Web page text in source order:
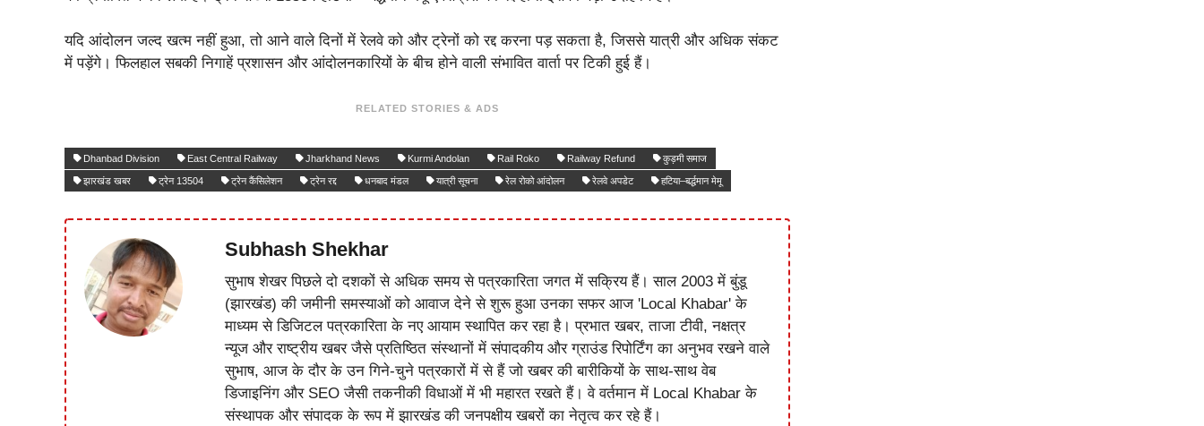
यदि आंदोलन जल्द खत्म नहीं हुआ, तो आने वाले दिनों में रेलवे को और ट्रेनों को रद्द करना पड़ सकता है, जिससे यात्री और अधिक संकट
में पड़ेंगे। फिलहाल सबकी निगाहें प्रशासन और आंदोलनकारियों के बीच होने वाली संभावित वार्ता पर टिकी हुई हैं।
RELATED STORIES & ADS
Dhanbad Division East Central Railway Jharkhand News Kurmi Andolan Rail Roko Railway Refund कुड़मी समाज
झारखंड खबर ट्रेन 13504 ट्रेन कैंसिलेशन ट्रेन रद्द धनबाद मंडल यात्री सूचना रेल रोको आंदोलन रेलवे अपडेट हटिया–बर्द्धमान मेमू
Subhash Shekhar
सुभाष शेखर पिछले दो दशकों से अधिक समय से पत्रकारिता जगत में सक्रिय हैं। साल 2003 में बुंडू
(झारखंड) की जमीनी समस्याओं को आवाज देने से शुरू हुआ उनका सफर आज 'Local Khabar' के
माध्यम से डिजिटल पत्रकारिता के नए आयाम स्थापित कर रहा है। प्रभात खबर, ताजा टीवी, नक्षत्र
न्यूज और राष्ट्रीय खबर जैसे प्रतिष्ठित संस्थानों में संपादकीय और ग्राउंड रिपोर्टिंग का अनुभव रखने वाले
सुभाष, आज के दौर के उन गिने-चुने पत्रकारों में से हैं जो खबर की बारीकियों के साथ-साथ वेब
डिजाइनिंग और SEO जैसी तकनीकी विधाओं में भी महारत रखते हैं। वे वर्तमान में Local Khabar के
संस्थापक और संपादक के रूप में झारखंड की जनपक्षीय खबरों का नेतृत्व कर रहे हैं।